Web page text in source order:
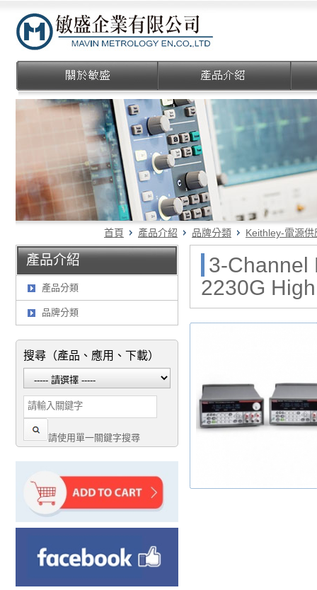
首頁 產品介紹 品牌分類 Keithley-電源
產品介紹
產品分類
品牌分類
搜尋（產品、應用、下載）
請使用單一關鍵字搜尋
3-Channel
2230G